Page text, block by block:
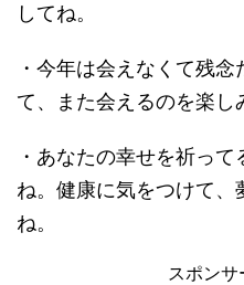
してね。
・今年は会えなくて残
て、また会えるのを楽し
・あなたの幸せを祈っ
ね。健康に気をつけて、
ね。
スポンサ